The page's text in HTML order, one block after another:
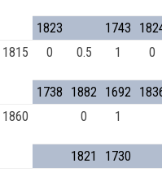
1823 1743
1815 0 0.5 1 0
1738 1882 1692
1860 0 1
1821 1730